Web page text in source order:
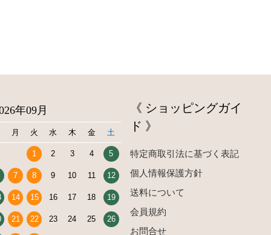
年09月
月 火 水 木 金 土
1 2 3 4 5
7 8 9 10 11 12
14 15 16 17 18 19
21 22 23 24 25 26
《 ショッピングガイ
ド 》
特定商取引法に基づく表記
個人情報保護方針
送料について
会員規約
お問合せ